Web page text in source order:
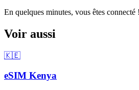
En quelques minutes, vous êtes connecté !
Voir aussi
🇰🇪
eSIM Kenya